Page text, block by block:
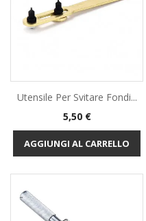
Utensile Per Svitare Fondi...
Prezzo
5,50 €
AGGIUNGI AL CARRELLO